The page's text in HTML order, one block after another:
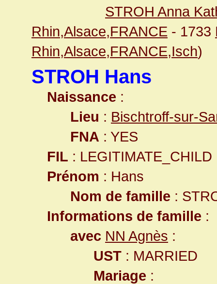
STROH Anna
Rhin,Alsace,FRANCE - 1733
Rhin,Alsace,FRANCE,Isch)
STROH Hans
Naissance :
Lieu : Bischtroff-sur-
FNA : YES
FIL : LEGITIMATE_CHILD
Prénom : Hans
Nom de famille :
Informations de famille :
avec NN Agnès :
UST : MARRIED
Mariage :